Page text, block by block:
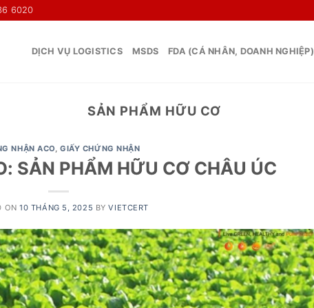
6020
DỊCH VỤ LOGISTICS MSDS FDA (CÁ NHÂN, DOANH NGHIỆP)
SẢN PHẨM HỮU CƠ
NHẬN ACO,GIẤY CHỨNG NHẬN
SẢN PHẨM HỮU CƠ CHÂU ÚC
ON10 THÁNG 5, 2025 BYVIETCERT